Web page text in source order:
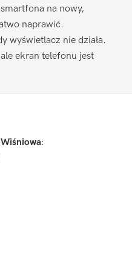
na nowy,
naprawić.
wyświetlacz nie działa.
ekran telefonu jest
: